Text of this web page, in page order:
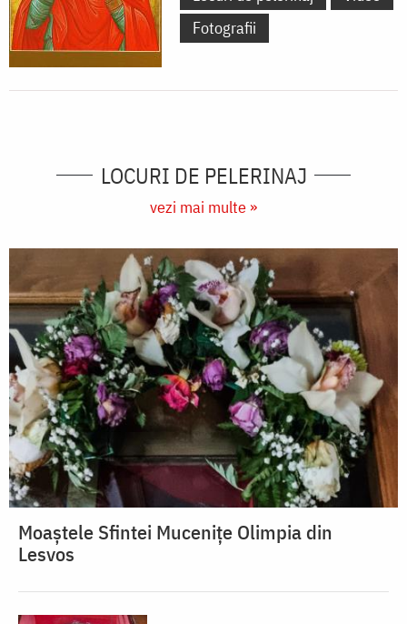
Pskov
(Rusia)
Fotografii
LOCURI DE PELERINAJ
vezi mai multe »
Moaștele Sfintei Mucenițe Olimpia din
Lesvos